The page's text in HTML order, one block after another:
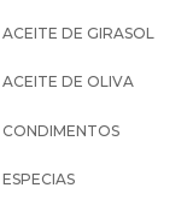
ACEITE DE GIRASOL
ACEITE DE OLIVA
CONDIMENTOS
ESPECIAS